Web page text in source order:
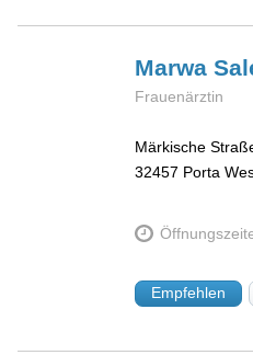
Marwa
Frauenärztin
Märkische
32457 Porta
Empfehlen